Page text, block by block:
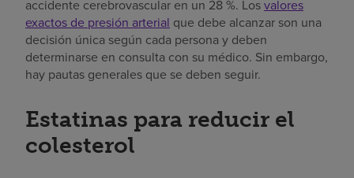
accidente cerebrovascular en un 28 %. Losvalores
exactos de presión arterial que debe alcanzar son una
decisión única según cada persona y deben
determinarse en consulta con su médico. Sin embargo,
hay pautas generales que se deben seguir.
Estatinas para reducir el
colesterol